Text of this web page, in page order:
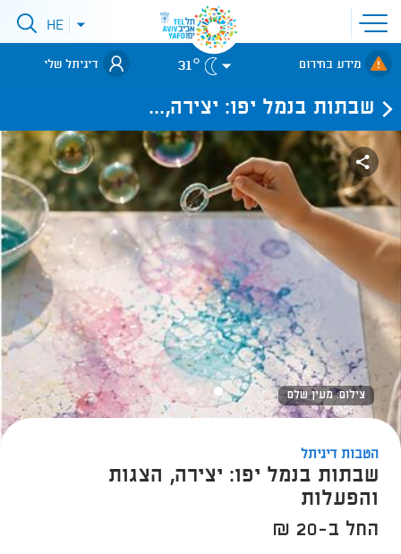
פתיחת
תפריט
אתר
לאתר עיריית
תל-אביב
פתיחתHE
מידע בחירום 31° דיגיתל שלי
שבתות בנמל יפו: יצירה,...
צילום: מעין שלם
הטבות דיגיתל
שבתות בנמל יפו: יצירה, הצגות
והפעלות
החל ב-20 ₪